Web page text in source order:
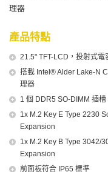
理器
產品特點
21.5" TFT-LCD，投射式電
搭載 Intel® Alder Lake-N
理器
1 個 DDR5 SO-DIMM 插
1x M.2 Key E Type 2230
Expansion
1x M.2 Key B Type 3042/
Expansion
前面板符合 IP65 標準